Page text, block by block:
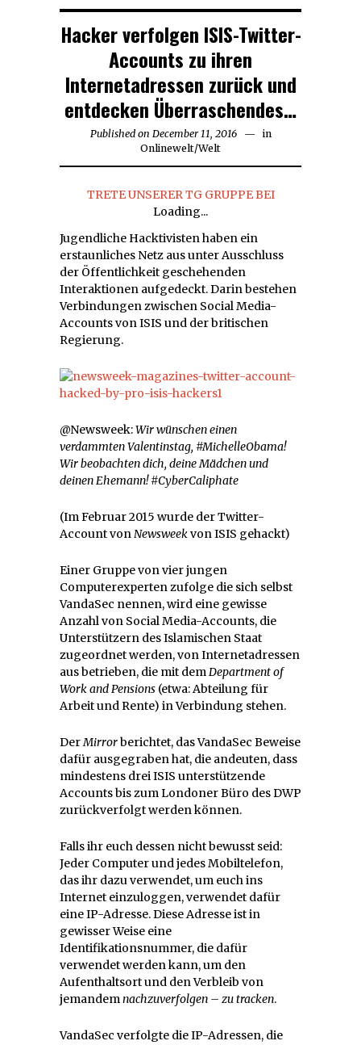
Hacker verfolgen ISIS-Twitter-
Accounts zu ihren
Internetadressen zurück und
entdecken Überraschendes…
Published on December 11, 2016December
2016
in
Onlinewelt/Welt
TRETE UNSERER TG GRUPPE BEI
Loading...
Jugendliche Hacktivisten haben ein
erstaunliches Netz aus unter Ausschluss
der Öffentlichkeit geschehenden
Interaktionen aufgedeckt. Darin bestehen
Verbindungen zwischen Social Media-
Accounts von ISIS und der britischen
Regierung.
@Newsweek:Wir wünschen einen
verdammten Valentinstag, #MichelleObama!
Wir beobachten dich, deine Mädchen und
deinen Ehemann! #CyberCaliphate
(Im Februar 2015 wurde der Twitter-
Account vonNewsweekvon ISIS gehackt)
Einer Gruppe von vier jungen
Computerexperten zufolge die sich selbst
VandaSec nennen, wird eine gewisse
Anzahl von Social Media-Accounts, die
Unterstützern des Islamischen Staat
zugeordnet werden, von Internetadressen
aus betrieben, die mit demDepartment of
Work and Pensions (etwa: Abteilung für
Arbeit und Rente) in Verbindung stehen.
DerMirrorberichtet, das VandaSec Beweise
dafür ausgegraben hat, die andeuten, dass
mindestens drei ISIS unterstützende
Accounts bis zum Londoner Büro des DWP
zurückverfolgt werden können.
Falls ihr euch dessen nicht bewusst seid:
Jeder Computer und jedes Mobiltelefon,
das ihr dazu verwendet, um euch ins
Internet einzuloggen, verwendet dafür
eine IP-Adresse. Diese Adresse ist in
gewisser Weise eine
Identifikationsnummer, die dafür
verwendet werden kann, um den
Aufenthaltsort und den Verbleib von
jemandemnachzuverfolgen – zu tracken.
VandaSec verfolgte die IP-Adressen, die